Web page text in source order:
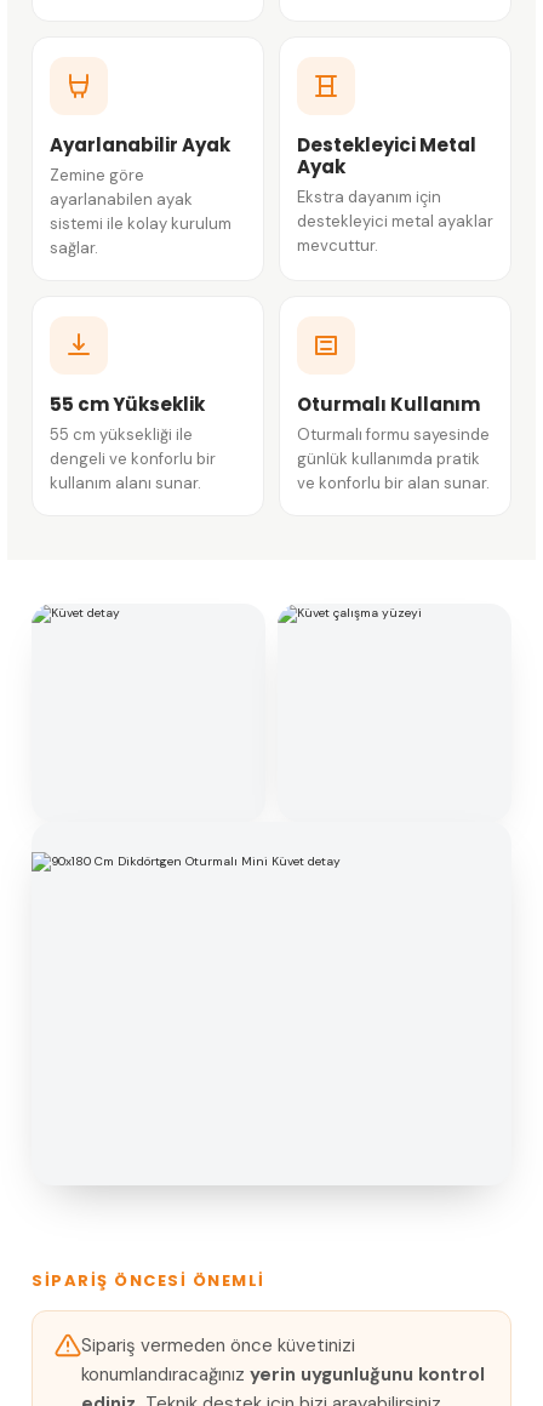
Ayarlanabilir Ayak
Zemine göre
ayarlanabilen ayak
sistemi ile kolay kurulum
sağlar.
Destekleyici Metal
Ayak
Ekstra dayanım için
destekleyici metal ayaklar
mevcuttur.
55 cm Yükseklik
55 cm yüksekliği ile
dengeli ve konforlu bir
kullanım alanı sunar.
Oturmalı Kullanım
Oturmalı formu sayesinde
günlük kullanımda pratik
ve konforlu bir alan sunar.
SIPARIŞ ÖNCESI ÖNEMLI
Sipariş vermeden önce küvetinizi
konumlandıracağınız yerin uygunluğunu kontrol